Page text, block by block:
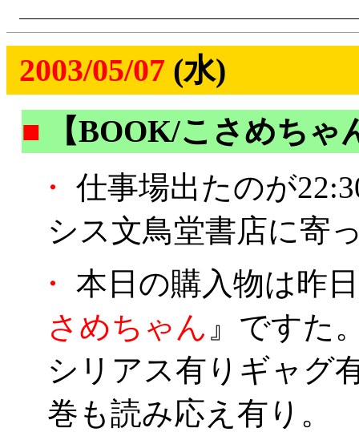
2003/05/07 (水)
■
【BOOK/こさめちゃ
・
仕事場出たのが
シス文鳥堂書店に寄
・
本日の購入物は昨
さめちゃん 』ですた
シリアス有りギャグ
巻も読み応え有り。